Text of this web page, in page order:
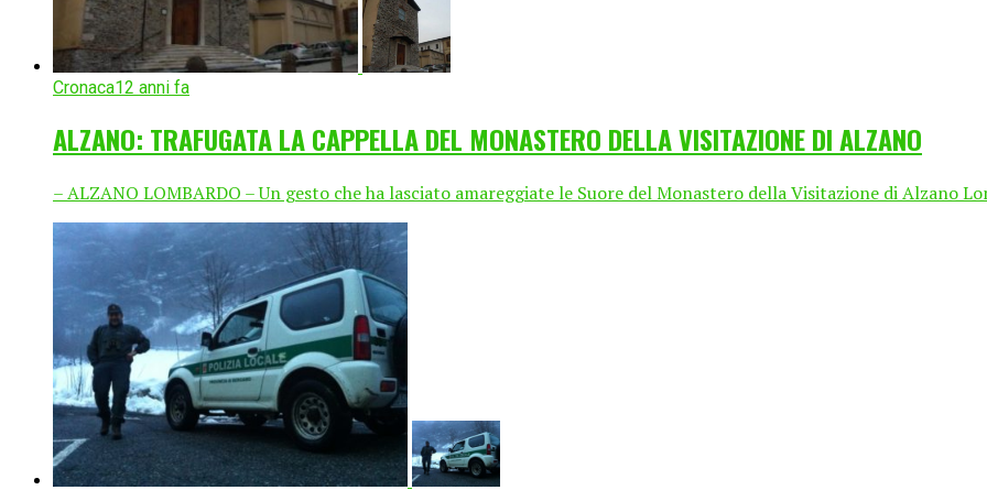
Cronaca12 anni fa
ALZANO: TRAFUGATA LA CAPPELLA DEL MONASTERO DELLA VISITAZIONE DI ALZANO
– ALZANO LOMBARDO – Un gesto che ha lasciato amareggiate le Suore del Monastero della Visitazione di Alzano